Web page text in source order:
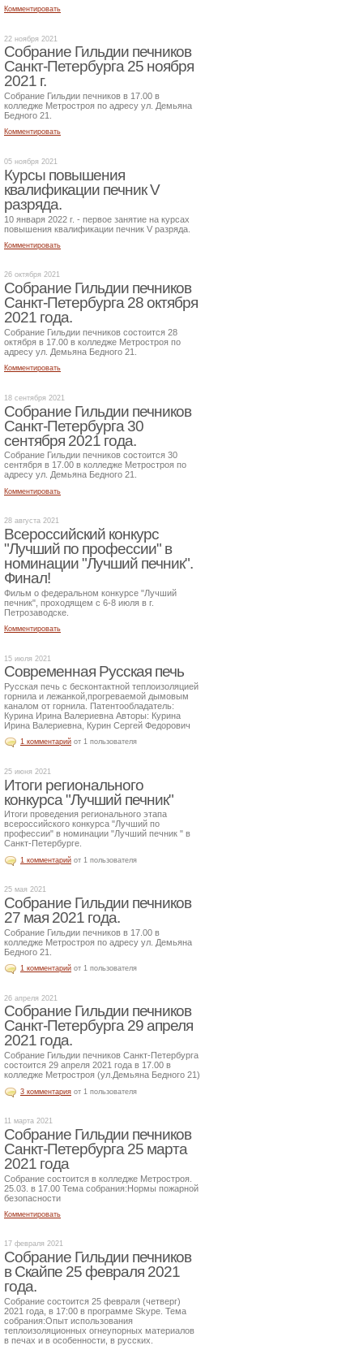
Комментировать
22 ноября 2021
Собрание Гильдии печников
Санкт-Петербурга 25 ноября
2021 г.
Собрание Гильдии печников в 17.00 в
колледже Метростроя по адресу ул. Демьяна
Бедного 21.
Комментировать
05 ноября 2021
Курсы повышения
квалификации печник V
разряда.
10 января 2022 г. - первое занятие на курсах
повышения квалификации печник V разряда.
Комментировать
26 октября 2021
Собрание Гильдии печников
Санкт-Петербурга 28 октября
2021 года.
Собрание Гильдии печников состоится 28
октября в 17.00 в колледже Метростроя по
адресу ул. Демьяна Бедного 21.
Комментировать
18 сентября 2021
Собрание Гильдии печников
Санкт-Петербурга 30
сентября 2021 года.
Собрание Гильдии печников состоится 30
сентября в 17.00 в колледже Метростроя по
адресу ул. Демьяна Бедного 21.
Комментировать
28 августа 2021
Всероссийский конкурс
"Лучший по профессии" в
номинации "Лучший печник".
Финал!
Фильм о федеральном конкурсе "Лучший
печник", проходящем с 6-8 июля в г.
Петрозаводске.
Комментировать
15 июля 2021
Современная Русская печь
Русская печь с бесконтактной теплоизоляцией
горнила и лежанкой,прогреваемой дымовым
каналом от горнила. Патентообладатель:
Курина Ирина Валериевна Авторы: Курина
Ирина Валериевна, Курин Сергей Федорович
1 комментарий от 1 пользователя
25 июня 2021
Итоги регионального
конкурса "Лучший печник"
Итоги проведения регионального этапа
всероссийского конкурса "Лучший по
профессии" в номинации "Лучший печник " в
Санкт-Петербурге.
1 комментарий от 1 пользователя
25 мая 2021
Собрание Гильдии печников
27 мая 2021 года.
Собрание Гильдии печников в 17.00 в
колледже Метростроя по адресу ул. Демьяна
Бедного 21.
1 комментарий от 1 пользователя
26 апреля 2021
Собрание Гильдии печников
Санкт-Петербурга 29 апреля
2021 года.
Собрание Гильдии печников Санкт-Петербурга
состоится 29 апреля 2021 года в 17.00 в
колледже Метростроя (ул.Демьяна Бедного 21)
3 комментария от 1 пользователя
11 марта 2021
Собрание Гильдии печников
Санкт-Петербурга 25 марта
2021 года
Собрание состоится в колледже Метростроя.
25.03. в 17.00 Тема собрания:Нормы пожарной
безопасности
Комментировать
17 февраля 2021
Собрание Гильдии печников
в Скайпе 25 февраля 2021
года.
Собрание состоится 25 февраля (четверг)
2021 года, в 17:00 в программе Skype. Тема
собрания:Опыт использования
теплоизоляционных огнеупорных материалов
в печах и в особенности, в русских.